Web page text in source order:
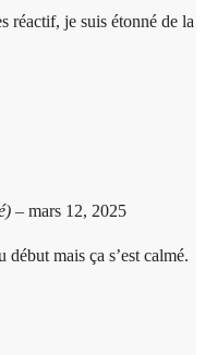
réactif, je suis étonné de la
– mars 12, 2025
mais ça s’est calmé.